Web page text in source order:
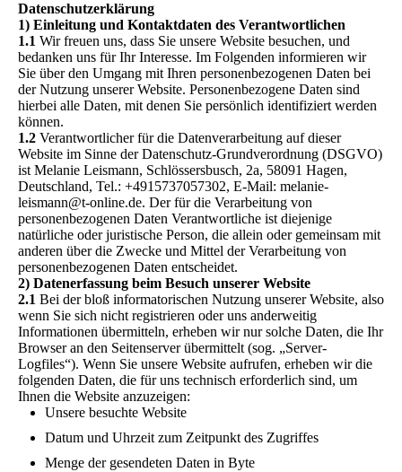
Datenschutzerklärung
1) Einleitung und Kontaktdaten des Verantwortlichen
1.1 Wir freuen uns, dass Sie unsere Website besuchen, und
bedanken uns für Ihr Interesse. Im Folgenden informieren wir
Sie über den Umgang mit Ihren personenbezogenen Daten bei
der Nutzung unserer Website. Personenbezogene Daten sind
hierbei alle Daten, mit denen Sie persönlich identifiziert werden
können.
1.2 Verantwortlicher für die Datenverarbeitung auf dieser
Website im Sinne der Datenschutz-Grundverordnung (DSGVO)
ist Melanie Leismann, Schlössersbusch, 2a, 58091 Hagen,
Deutschland, Tel.: +4915737057302, E-Mail: melanie-
leismann@t-online.de. Der für die Verarbeitung von
personenbezogenen Daten Verantwortliche ist diejenige
natürliche oder juristische Person, die allein oder gemeinsam mit
anderen über die Zwecke und Mittel der Verarbeitung von
personenbezogenen Daten entscheidet.
2) Datenerfassung beim Besuch unserer Website
2.1 Bei der bloß informatorischen Nutzung unserer Website, also
wenn Sie sich nicht registrieren oder uns anderweitig
Informationen übermitteln, erheben wir nur solche Daten, die Ihr
Browser an den Seitenserver übermittelt (sog. „Server-
Logfiles“). Wenn Sie unsere Website aufrufen, erheben wir die
folgenden Daten, die für uns technisch erforderlich sind, um
Ihnen die Website anzuzeigen:
Unsere besuchte Website
Datum und Uhrzeit zum Zeitpunkt des Zugriffes
Menge der gesendeten Daten in Byte